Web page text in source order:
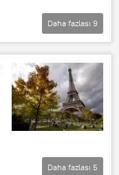
Daha fazlası 9
Daha fazlası 5